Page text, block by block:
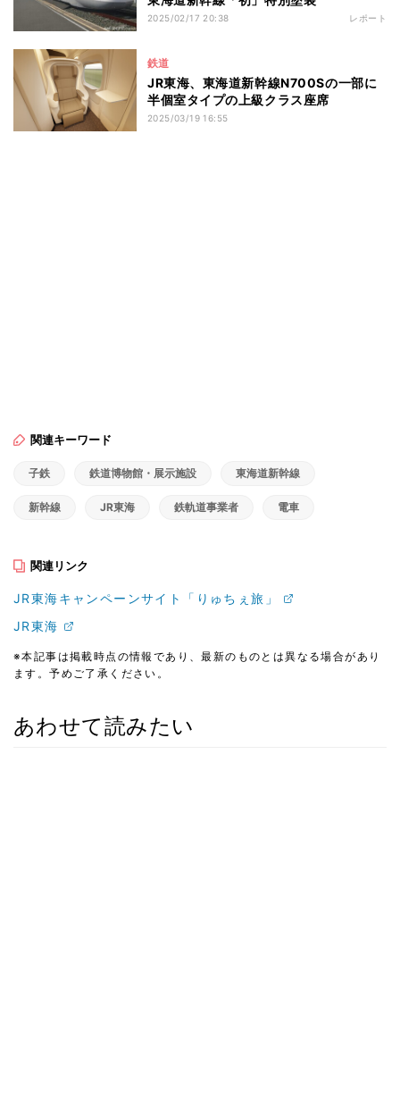
2025/02/17 20:38 レポート
鉄道
JR東海、東海道新幹線N700Sの一部に
半個室タイプの上級クラス座席
2025/03/19 16:55
関連キーワード
子鉄 鉄道博物館・展示施設 東海道新幹線
新幹線 JR東海 鉄軌道事業者 電車
関連リンク
JR東海キャンペーンサイト「りゅちぇ旅」
JR東海
※本記事は掲載時点の情報であり、最新のものとは異なる場合があり
ます。予めご了承ください。
あわせて読みたい